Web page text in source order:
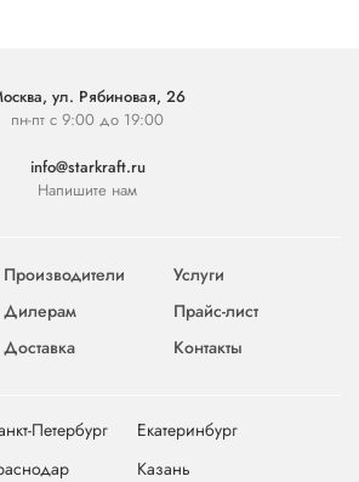
ул. Рябиновая, 26
пн-пт с 9:00 до 19:00
info@starkraft.ru
Напишите нам
Производители
Услуги
Дилерам
Прайс-лист
Доставка Контакты
Петербург
Екатеринбург
Казань